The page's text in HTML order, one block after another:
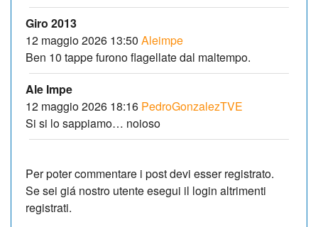
Giro 2013
12 maggio 2026 13:50 Aleimpe
Ben 10 tappe furono flagellate dal maltempo.
Ale Impe
12 maggio 2026 18:16 PedroGonzalezTVE
Si si lo sappiamo… noioso
Per poter commentare i post devi esser registrato.
Se sei giá nostro utente esegui il login altrimenti
registrati.